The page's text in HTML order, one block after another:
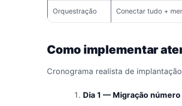
Orquestração Conectar tudo +
Como implementar
Cronograma realista de
Dia 1 — Migração número